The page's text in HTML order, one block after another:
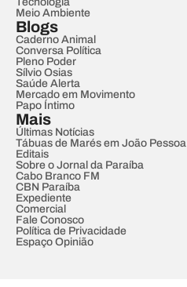
Meio Ambiente
Blogs
Caderno Animal
Conversa Política
Pleno Poder
Sílvio Osias
Saúde Alerta
Mercado em Movimento
Papo Íntimo
Mais
Últimas Notícias
Tábuas de Marés em João Pessoa
Editais
Sobre o Jornal da Paraíba
Cabo Branco FM
CBN Paraíba
Expediente
Comercial
Fale Conosco
Política de Privacidade
Espaço Opinião